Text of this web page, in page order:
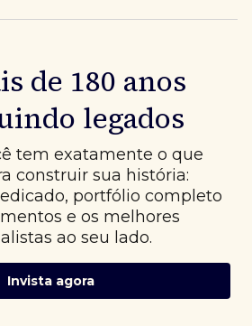
de 180 anos
legados
tem exatamente o que
construir sua história:
portfólio completo
e os melhores
ao seu lado.
Invista agora